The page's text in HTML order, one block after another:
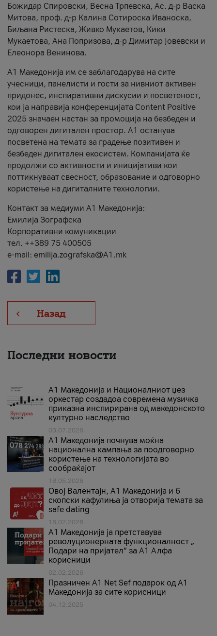
Божидар Спировски, Весна Трпевска, Ас. д-р Васка
Митова, проф. д-р Калина Сотироска Иваноска,
Биљана Ристеска, Живко Мукаетов, Кики
Мукаетова, Ана Попризова, д-р Димитар Јовевски и
Елеонора Венинова.
А1 Македонија им се заблагодарува на сите
учесници, панелисти и гости за нивниот активен
придонес, инспиративни дискусии и посветеност,
кои ја направија конференцијата Content Positive
2025 значаен настан за промоција на безбеден и
одговорен дигитален простор. А1 останува
посветена на темата за градење позитивен и
безбеден дигитален екосистем. Компанијата ќе
продолжи со активности и иницијативи кои
поттикнуваат свесност, образование и одговорно
користење на дигиталните технологии.
Контакт за медиуми А1 Македонија:
Емилија Зографска
Корпоративни комуникации
тел. ++389 75 400505
e-mail: emilija.zografska@A1.mk
Назад
Последни новости
А1 Македонија и Националниот џез
оркестар создадоа современа музичка
приказна инспирирана од македонското
културно наследство
03.07.2026
A1 Македонија почнува моќна
национална кампања за поодговорно
користење на технологијата во
сообраќајот
18.05.2026
Овој Валентајн, A1 Македонија и 6
скопски кафулиња ја отворија темата за
safe dating
16.02.2026
А1 Македонија ја претставува
револуционерната функционалност „
Подари на пријател“ за А1 Алфа
корисници
02.02.2026
Празничен A1 Net Sеf подарок од А1
Македонија за сите корисници
04.12.2025